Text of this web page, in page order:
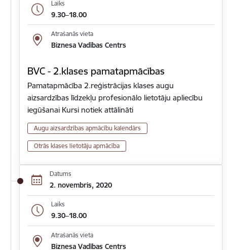
Laiks
9.30–18.00
Atrašanās vieta
Biznesa Vadības Centrs
BVC - 2.klases pamatapmācības
Pamatapmācība 2.reģistrācijas klases augu
aizsardzības līdzekļu profesionālo lietotāju apliecību
iegūšanai Kursi notiek attālināti
Augu aizsardzības apmācību kalendārs
Otrās klases lietotāju apmācība
Datums
2. novembris, 2020
Laiks
9.30–18.00
Atrašanās vieta
Biznesa Vadības Centrs